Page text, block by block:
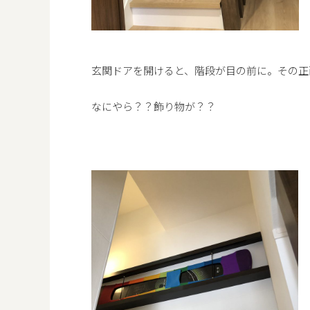
玄関ドアを開けると、階段が目の前に。その
なにやら？？飾り物が？？